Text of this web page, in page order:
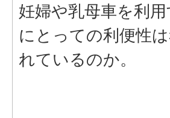
妊婦や乳母車を利
にとっての利便性
れているのか。